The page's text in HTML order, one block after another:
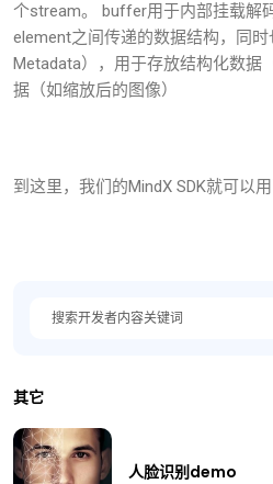
个stream。 buffer用于内部挂载解
element之间传递的数据结构，同
Metadata），用于存放结构化数据
据（如缩放后的图像）
到这里，我们的MindX SDK就可以用
其它
人脸识别demo